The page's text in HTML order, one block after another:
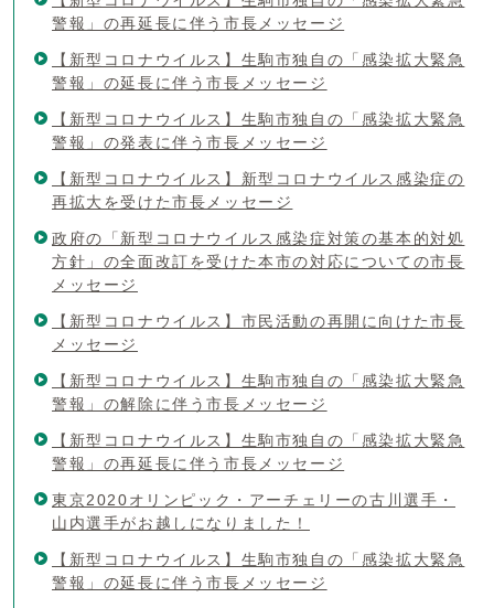
警報」の再延長に伴う市長メッセージ
【新型コロナウイルス】生駒市独自の「感染拡大緊急
警報」の延長に伴う市長メッセージ
【新型コロナウイルス】生駒市独自の「感染拡大緊急
警報」の発表に伴う市長メッセージ
【新型コロナウイルス】新型コロナウイルス感染症の
再拡大を受けた市長メッセージ
政府の「新型コロナウイルス感染症対策の基本的対処
方針」の全面改訂を受けた本市の対応についての市長
メッセージ
【新型コロナウイルス】市民活動の再開に向けた市長
メッセージ
【新型コロナウイルス】生駒市独自の「感染拡大緊急
警報」の解除に伴う市長メッセージ
【新型コロナウイルス】生駒市独自の「感染拡大緊急
警報」の再延長に伴う市長メッセージ
東京2020オリンピック・アーチェリーの古川選手・
山内選手がお越しになりました！
【新型コロナウイルス】生駒市独自の「感染拡大緊急
警報」の延長に伴う市長メッセージ